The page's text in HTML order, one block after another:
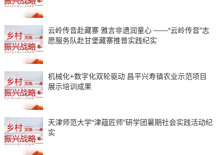
云岭传音赴藏寨 雅言非遗润童心 ——“云岭传音”志
愿服务队赴甘堡藏寨推普实践纪实
机械化+数字化双轮驱动 昌平兴寿镇农业示范项目
展示培训成果
天津师范大学“津蕴匠师”研学团暑期社会实践活动纪
实